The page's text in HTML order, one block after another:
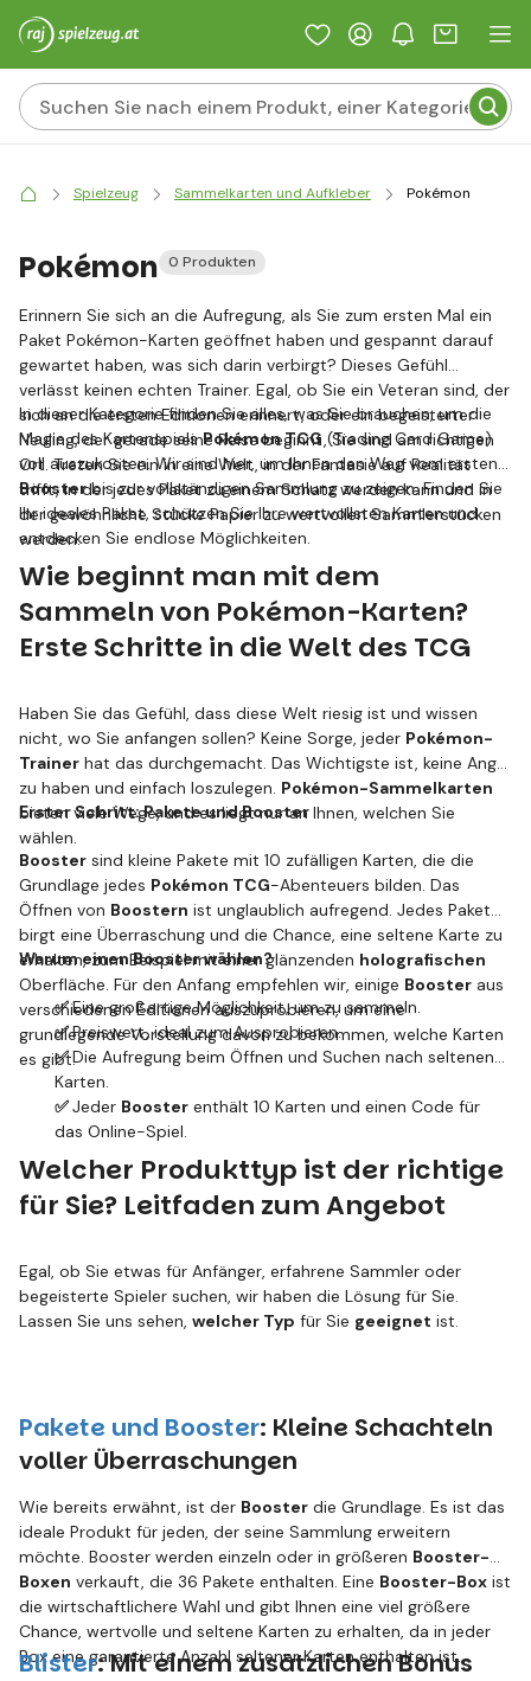
Spielzeug Sammelkarten und Aufkleber Pokémon
Pokémon 0 Produkten
Erinnern Sie sich an die Aufregung, als Sie zum ersten Mal ein
Paket Pokémon-Karten geöffnet haben und gespannt darauf
gewartet haben, was sich darin verbirgt? Dieses Gefühl
verlässt keinen echten Trainer. Egal, ob Sie ein Veteran sind, der
sich an die ersten Editionen erinnert, oder ein begeisterter
Neuling, der gerade seine Reise beginnt, Sie sind am richtigen
Ort. Treten Sie ein in eine Welt, in der Fantasie auf Realität
trifft, in der jedes Paket zu einem Schatz werden kann und in
der gewöhnliche Stücke Papier zu wertvollen Sammlerstücken
werden.
In dieser Kategorie finden Sie alles, was Sie brauchen, um die
Magie des KartenspielsPokémon TCG (Trading Card Game)
voll auszukosten. Wir sind hier, um Ihnen den Weg vom ersten
Boosterbis zur vollständigen Sammlung zu zeigen. Finden Sie
Ihr ideales Paket, schützen Sie Ihre wertvollsten Karten und
entdecken Sie endlose Möglichkeiten.
Wie beginnt man mit dem
Sammeln von Pokémon-Karten?
Erste Schritte in die Welt des TCG
Haben Sie das Gefühl, dass diese Welt riesig ist und wissen
nicht, wo Sie anfangen sollen? Keine Sorge, jeder Pokémon-
Trainer hat das durchgemacht. Das Wichtigste ist, keine Angst
zu haben und einfach loszulegen. Pokémon-Sammelkarten
bieten viele Wege, und es liegt nur an Ihnen, welchen Sie
wählen.
Erster Schritt: Pakete und Booster
Booster sind kleine Pakete mit 10 zufälligen Karten, die die
Grundlage jedes Pokémon TCG-Abenteuers bilden. Das
Öffnen von Boostern ist unglaublich aufregend. Jedes Paket
birgt eine Überraschung und die Chance, eine seltene Karte zu
erhalten, zum Beispiel mit einer glänzenden holografischen
Oberfläche. Für den Anfang empfehlen wir, einige Booster aus
verschiedenen Editionen auszuprobieren, um eine
grundlegende Vorstellung davon zu bekommen, welche Karten
es gibt.
Warum einen Booster wählen?
✅Eine großartige Möglichkeit, um zu sammeln.
✅Preiswert, ideal zum Ausprobieren.
✅Die Aufregung beim Öffnen und Suchen nach seltenen
Karten.
✅Jeder Booster enthält 10 Karten und einen Code für
das Online-Spiel.
Welcher Produkttyp ist der richtige
für Sie? Leitfaden zum Angebot
Egal, ob Sie etwas für Anfänger, erfahrene Sammler oder
begeisterte Spieler suchen, wir haben die Lösung für Sie.
Lassen Sie uns sehen, welcher Typ für Sie geeignet ist.
Pakete und Booster: Kleine Schachteln
voller Überraschungen
Wie bereits erwähnt, ist der Booster die Grundlage. Es ist das
ideale Produkt für jeden, der seine Sammlung erweitern
möchte. Booster werden einzeln oder in größeren Booster-
Boxen verkauft, die 36 Pakete enthalten. Eine Booster-Box ist
die wirtschaftlichere Wahl und gibt Ihnen eine viel größere
Chance, wertvolle und seltene Karten zu erhalten, da in jeder
Box eine garantierte Anzahl seltener Karten enthalten ist.
Blister: Mit einem zusätzlichen Bonus